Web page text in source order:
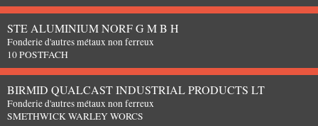
STE ALUMINIUM NORF G M B H
Fonderie d'autres métaux non ferreux
10 POSTFACH
BIRMID QUALCAST INDUSTRIAL PRODUCTS LT
Fonderie d'autres métaux non ferreux
SMETHWICK WARLEY WORCS